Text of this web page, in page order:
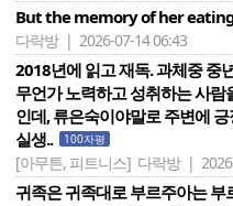
But the memory of her
다락방 | 2026-07-14 06:43
2018년에 읽고 재독. 과체중 중
무언가 노력하고 성취하는 사
인데, 류은숙이야말로 주변에
실생..
100자평
[아무튼, 피트니스] 다락방 |
귀족은 귀족대로 부르주아는